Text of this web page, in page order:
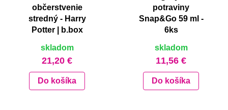
občerstvenie
stredný - Harry
Potter | b.box
skladom
21,20 €
Do košíka
potraviny
Snap&Go 59 ml -
6ks
skladom
11,56 €
Do košíka